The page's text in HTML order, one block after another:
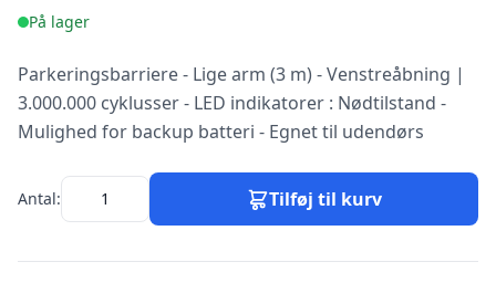
På lager
Parkeringsbarriere - Lige arm (3 m) - Venstreåbning |
3.000.000 cyklusser - LED indikatorer : Nødtilstand -
Mulighed for backup batteri - Egnet til udendørs
Antal: Tilføj til kurv